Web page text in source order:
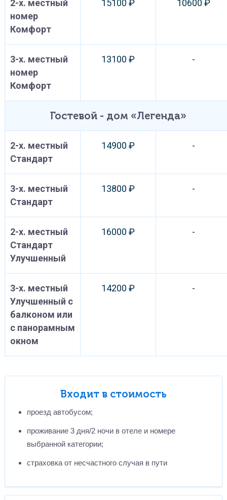
2-х. местный
номер
Комфорт
15100 ₽ 10600 ₽
3-х. местный
номер
Комфорт
13100 ₽ -
Гостевой - дом «Легенда»
2-х. местный
Стандарт
14900 ₽ -
3-х. местный
Стандарт
13800 ₽ -
2-х. местный
Стандарт
Улучшенный
16000 ₽ -
3-х. местный
Улучшенный с
балконом или
с панорамным
окном
14200 ₽ -
Входит в стоимость
проезд автобусом;
проживание 3 дня/2 ночи в отеле и номере
выбранной категории;
страховка от несчастного случая в пути